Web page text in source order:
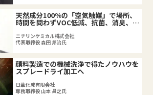
天然成分100%の「空気触媒」で場所、
時間を問わずVOC低減、抗菌、消臭、抗
ニチリンケミカル株式会社
代表取締役 森田 邦治氏
顔料製造での機械洗浄で得たノウハウを
スプレードライ加工へ
日華化成有限会社
専務取締役 山本 昌之氏